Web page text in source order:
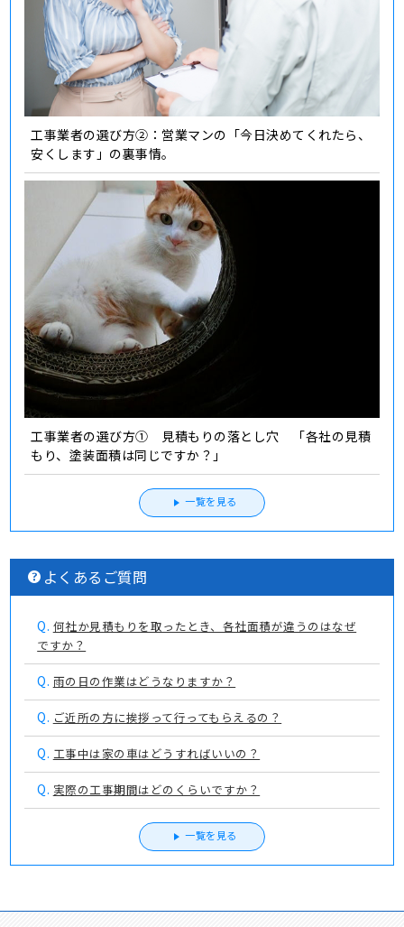
工事業者の選び方②：営業マンの「今日決めてくれたら、
安くします」の裏事情。
工事業者の選び方① 見積もりの落とし穴 「各社の見積
もり、塗装面積は同じですか？」
一覧を見る
よくあるご質問
Q. 何社か見積もりを取ったとき、各社面積が違うのはなぜ
ですか？
Q. 雨の日の作業はどうなりますか？
Q. ご近所の方に挨拶って行ってもらえるの？
Q. 工事中は家の車はどうすればいいの？
Q. 実際の工事期間はどのくらいですか？
一覧を見る